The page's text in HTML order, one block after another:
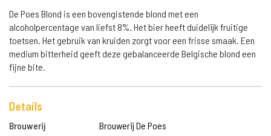
De Poes Blond is een bovengistende blond met een
alcoholpercentage van liefst 8%. Het bier heeft duidelijk fruitige
toetsen. Het gebruik van kruiden zorgt voor een frisse smaak. Een
medium bitterheid geeft deze gebalanceerde Belgische blond een
fijne bite.
Details
Brouwerij
Brouwerij De Poes